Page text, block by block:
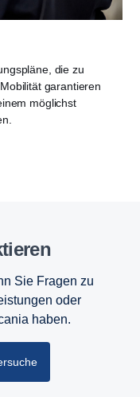
die zu
garantieren
möglichst
Sie Fragen zu
oder
haben.